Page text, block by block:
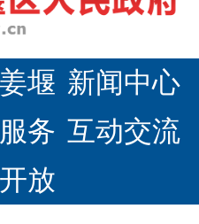
堰 新闻中心
务 互动交流
放